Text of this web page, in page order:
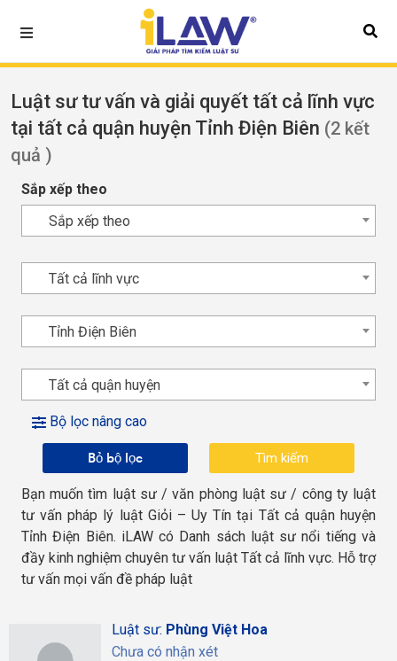
Luật sư tư vấn và giải quyết tất cả lĩnh vực
tại tất cả quận huyện Tỉnh Điện Biên (2 kết
quả )
Sắp xếp theo
Sắp xếp theo
Tất cả lĩnh vực
Tỉnh Điện Biên
Tất cả quận huyện
Bộ lọc nâng cao
Bỏ bộ lọc
Bạn muốn tìm luật sư / văn phòng luật sư / công ty luật
tư vấn pháp lý luật Giỏi – Uy Tín tại Tất cả quận huyện
Tỉnh Điện Biên. iLAW có Danh sách luật sư nổi tiếng và
đầy kinh nghiệm chuyên tư vấn luật Tất cả lĩnh vực. Hỗ trợ
tư vấn mọi vấn đề pháp luật
Luật sư: Phùng Việt Hoa
Chưa có nhận xét